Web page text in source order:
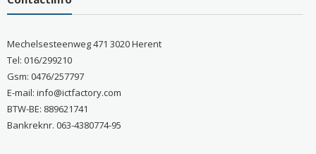
Mechelsesteenweg 471 3020 Herent
Tel: 016/299210
Gsm: 0476/257797
E-mail: info@ictfactory.com
BTW-BE: 889621741
Bankreknr. 063-4380774-95